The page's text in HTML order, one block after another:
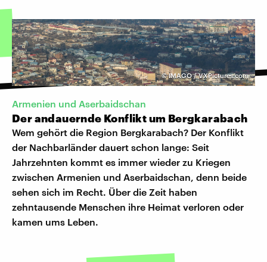
©IMAGO / VXPictures.com
Armenien und Aserbaidschan
Der andauernde Konflikt um Bergkarabach
Wem gehört die Region Bergkarabach? Der Konflikt
der Nachbarländer dauert schon lange: Seit
Jahrzehnten kommt es immer wieder zu Kriegen
zwischen Armenien und Aserbaidschan, denn beide
sehen sich im Recht. Über die Zeit haben
zehntausende Menschen ihre Heimat verloren oder
kamen ums Leben.